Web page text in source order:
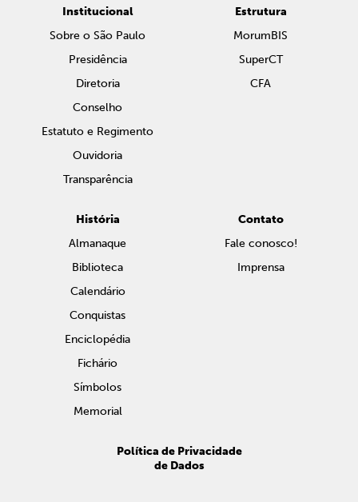
Institucional
Sobre o São Paulo
Presidência
Diretoria
Conselho
Estatuto e Regimento
Ouvidoria
Transparência
Estrutura
MorumBIS
SuperCT
CFA
História
Almanaque
Biblioteca
Calendário
Conquistas
Enciclopédia
Fichário
Símbolos
Memorial
Contato
Fale conosco!
Imprensa
Política de Privacidade
de Dados